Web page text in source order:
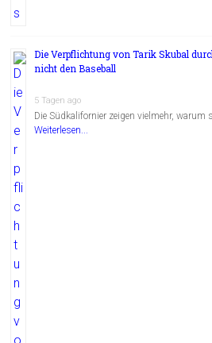
Die Verpflichtung von Tarik Skubal
nicht den Baseball
5 Tagen ago
Die Südkalifornier zeigen vielmehr, warum
Weiterlesen...